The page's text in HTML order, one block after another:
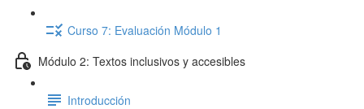
Curso 7: Evaluación Módulo 1
Módulo 2: Textos inclusivos y accesibles
Introducción